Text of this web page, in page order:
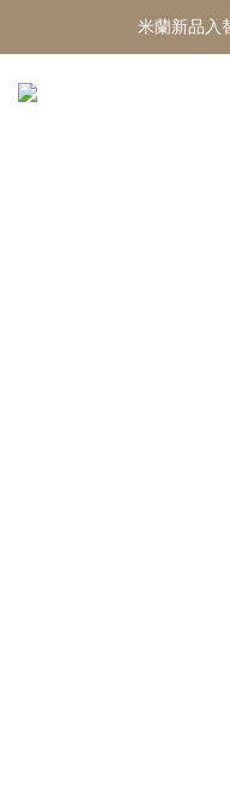
米蘭新品入